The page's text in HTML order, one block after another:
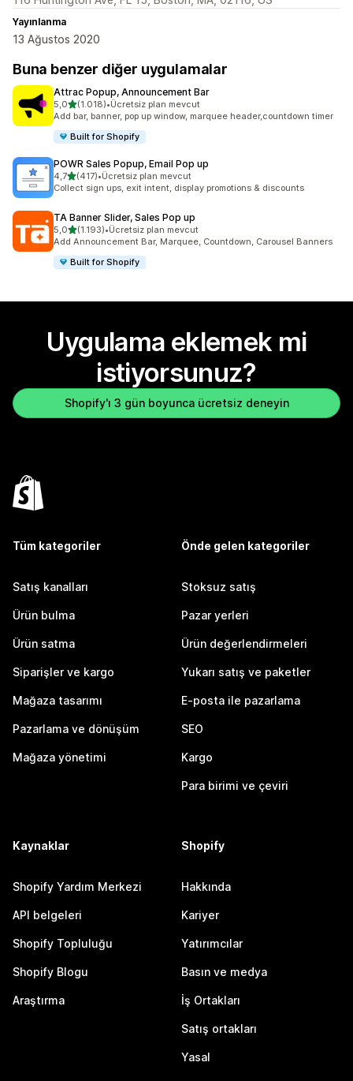
Yayınlanma
13 Ağustos 2020
Buna benzer diğer uygulamalar
Attrac Popup, Announcement Bar
5,05 yıldız üzerinden
(1.018)
toplam 1018 değerlendirme
•Ücretsiz plan mevcut
Add bar, banner, pop up window, marquee header,countdown timer
Built for Shopify
POWR Sales Popup, Email Pop up
4,75 yıldız üzerinden
(417)
toplam 417 değerlendirme
•Ücretsiz plan mevcut
Collect sign ups, exit intent, display promotions & discounts
TA Banner Slider, Sales Pop up
5,05 yıldız üzerinden
(1.193)
toplam 1193 değerlendirme
•Ücretsiz plan mevcut
Add Announcement Bar, Marquee, Countdown, Carousel Banners
Built for Shopify
Uygulama eklemek mi
istiyorsunuz?
Shopify'ı 3 gün boyunca ücretsiz deneyin
Tüm kategoriler
Satış kanalları
Ürün bulma
Ürün satma
Siparişler ve kargo
Mağaza tasarımı
Pazarlama ve dönüşüm
Mağaza yönetimi
Önde gelen kategoriler
Stoksuz satış
Pazar yerleri
Ürün değerlendirmeleri
Yukarı satış ve paketler
E-posta ile pazarlama
SEO
Kargo
Para birimi ve çeviri
Kaynaklar
Shopify Yardım Merkezi
API belgeleri
Shopify Topluluğu
Shopify Blogu
Araştırma
Shopify
Hakkında
Kariyer
Yatırımcılar
Basın ve medya
İş Ortakları
Satış ortakları
Yasal